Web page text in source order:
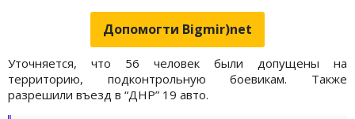
Допомогти Bigmir)net
Уточняется, что 56 человек были допущены на
территорию, подконтрольную боевикам. Также
разрешили въезд в “ДНР” 19 авто.